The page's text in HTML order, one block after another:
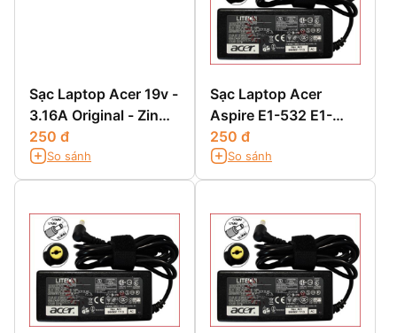
Sạc Laptop Acer 19v -
3.16A Original - Zin
Chính Hãng
250 đ
So sánh
Sạc Laptop Acer
Aspire E1-532 E1-
532G E1-532P E1-
532PG
250 đ
So sánh